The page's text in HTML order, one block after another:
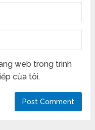
web trong trình
của tôi.